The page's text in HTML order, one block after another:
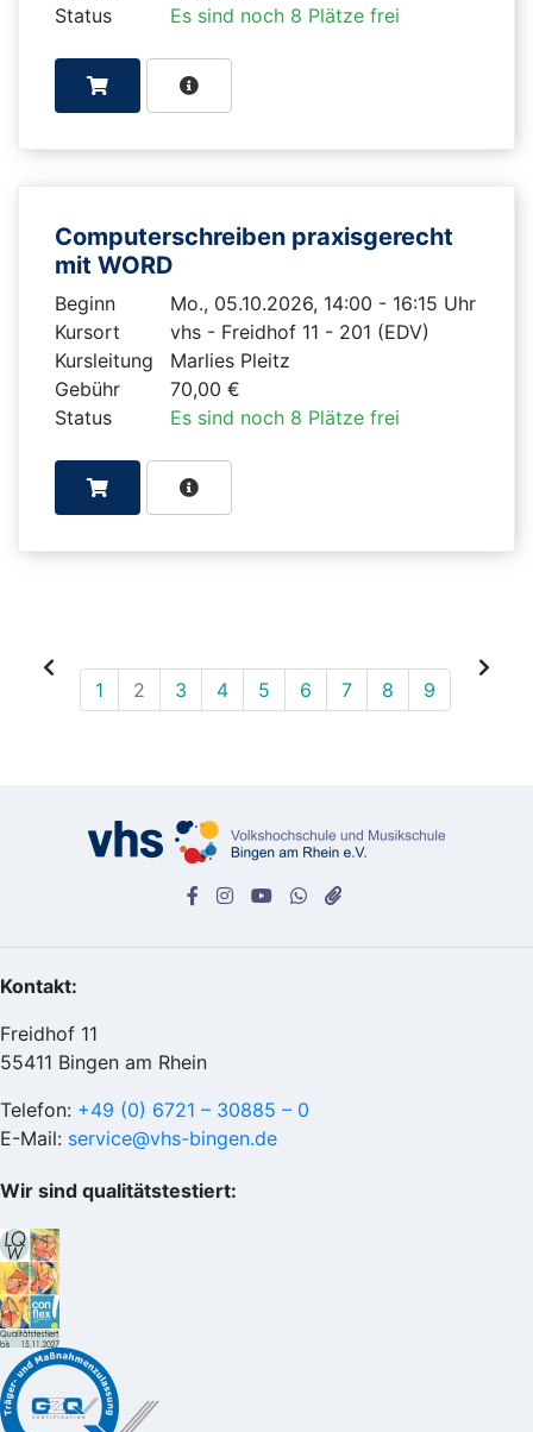
Status
Es sind noch 8 Plätze frei
Computerschreiben praxisgerecht
mit WORD
Beginn
Mo., 05.10.2026, 14:00 - 16:15 Uhr
Kursort
vhs - Freidhof 11 - 201 (EDV)
Kursleitung
Marlies Pleitz
Gebühr
70,00 €
Status
Es sind noch 8 Plätze frei
1 2 3 4 5 6 7 8 9
Kontakt:
Freidhof 11
55411 Bingen am Rhein
Telefon: +49 (0) 6721 – 30885 – 0
E-Mail: service@vhs-bingen.de
Wir sind qualitätstestiert: